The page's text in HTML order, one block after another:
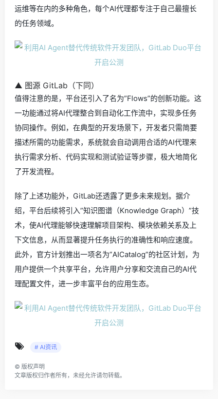
运维等在内的多种角色，每个AI代理都专注于自己最擅长
的任务领域。
▲ 图源 GitLab（下同）
值得注意的是，平台还引入了名为”Flows”的创新功能。这
一功能通过将AI代理整合到自动化工作流中，实现多任务
协同操作。例如，在典型的开发场景下，开发者只需简要
描述所需的功能需求，系统就会自动调用合适的AI代理来
执行需求分析、代码实现和测试验证等步骤，极大地简化
了开发流程。
除了上述功能外，GitLab还透露了更多未来规划。据介
绍，平台后续将引入”知识图谱（Knowledge Graph）”技
术，使AI代理能够快速理解项目架构、模块依赖关系及上
下文信息，从而显著提升任务执行的准确性和响应速度。
此外，官方计划推出一项名为”AICatalog”的社区计划，为
用户提供一个共享平台，允许用户分享和交流自己的AI代
理配置文件，进一步丰富平台的应用生态。
# AI资讯
© 版权声明
文章版权归作者所有，未经允许请勿转载。